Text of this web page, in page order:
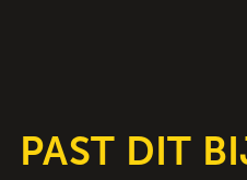
PAST DIT